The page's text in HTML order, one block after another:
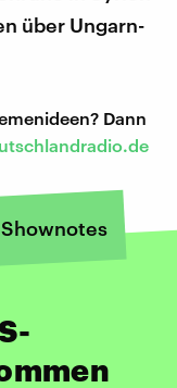
über Ungarn-
Dann
Shownotes